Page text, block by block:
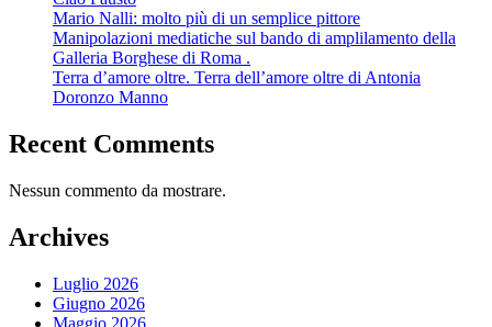
Mario Nalli: molto più di un semplice pittore
Manipolazioni mediatiche sul bando di amplilamento della
Galleria Borghese di Roma .
Terra d’amore oltre. Terra dell’amore oltre di Antonia
Doronzo Manno
Recent Comments
Nessun commento da mostrare.
Archives
Luglio 2026
Giugno 2026
Maggio 2026